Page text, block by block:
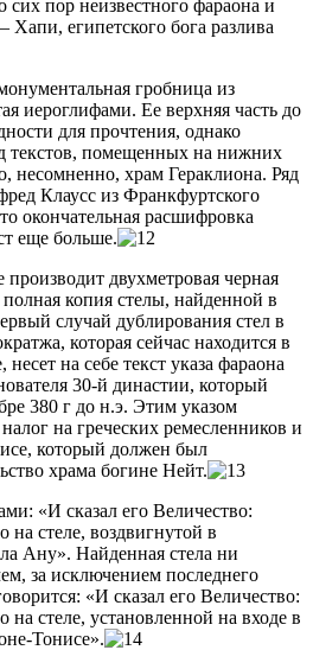
сих пор неизвестного фараона и
Хапи, египетского бога разлива
гробница из
иероглифами. Ее верхняя часть до
для прочтения, однако
текстов, помещенных на нижних
несомненно, храм Гераклиона. Ряд
Клаусс из Франкфуртского
окончательная расшифровка
еще больше.
двухметровая черная
копия стелы, найденной в
случай дублирования стел в
которая сейчас находится в
на себе текст указа фараона
30-й династии, который
380 г до н.э. Этим указом
на греческих ремесленников и
который должен был
храма богине Нейт.
«И сказал его Величество:
на стеле, воздвигнутой в
Ану». Найденная стела ни
за исключением последнего
«И сказал его Величество:
на стеле, установленной на входе в
Тонисе».